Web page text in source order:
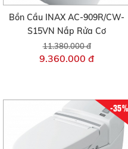
Bồn Cầu INAX AC-909R/CW-
S15VN Nắp Rửa Cơ
11.380.000 đ
9.360.000 đ
-35%